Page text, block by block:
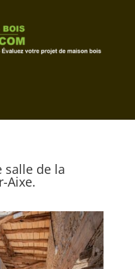
salle de la
Aixe.